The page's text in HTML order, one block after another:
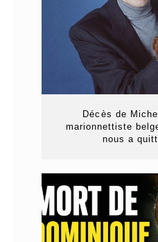
Décès de
marionnettiste
nous a